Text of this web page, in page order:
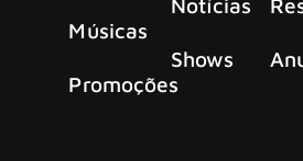
Músicas
Promoções
Shows